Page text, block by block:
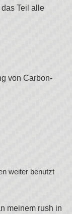
Teil alle
von Carbon-
weiter benutzt
meinem rush in